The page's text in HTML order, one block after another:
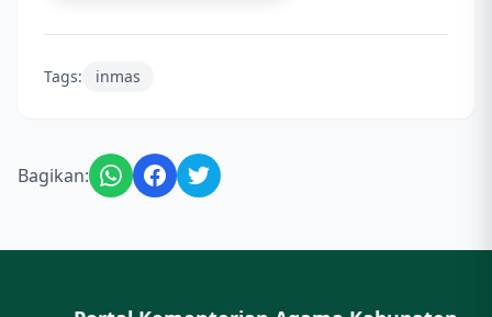
Tags: inmas
Bagikan: